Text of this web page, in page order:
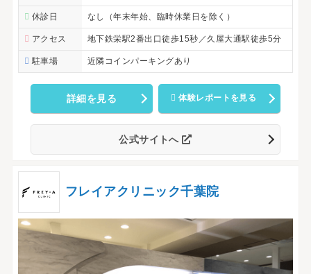
休診日 なし（年末年始、臨時休業日を除く）
アクセス 地下鉄栄駅2番出口徒歩15秒／久屋大通駅徒歩5分
駐車場 近隣コインパーキングあり
詳細を見る 体験レポートを見る
公式サイトへ
フレイアクリニック千葉院